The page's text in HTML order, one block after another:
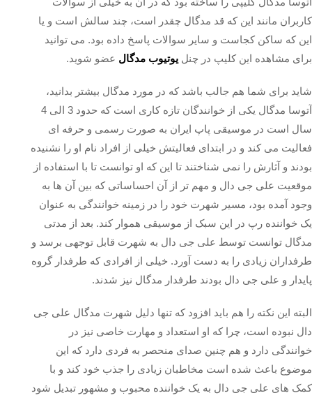
کاربران مانند این که قد مدگال چقدر است، چند سالش است و یا
این که ساکن کجاست و سایر سوالات پاسخ داده بود. می توانید
برای مشاهده این کلیپ در چنل یوتیوب مدگال عضو شوید.
شاید برای شما هم جالب باشد که در مورد مدگال بیشتر بدانید،
آتوسا مدگال یکی از خوانندگان تازه کاری است که حدود 3 الی 4
سال است در موسیقی پاپ ایران به صورت رسمی و حرفه‌ ای
فعالیت می‌ کند و در ابتدای فعالیتش خیلی از افراد نام او را نشنیده
بودند و آثارش را نمی‌ شناختند تا این که او توانست تا با استفاده از
موقعیت علی جی دال و مهم تر از آن احساساتی که بین آن ها به
وجود آمده بود، مسیر شهرت خود را در زمینه خوانندگی به عنوان
یک خواننده رپ در این سبک از موسیقی هموار کند. بعد از مدتی
مدگال توانست توسط علی جی دال به شهرت قابل توجهی برسد و
طرفداران زیادی را به دست آورد. خیلی از افرادی که طرفدار گروه
پایدار و علی جی دال بودند طرفدار مدگال نیز شدند.
البته این نکته را هم باید افزود که تنها دلیل شهرت مدگال علی جی
دال نبوده است، چرا که او استعداد و مهارت خاصی نیز در
خوانندگی دارد و هم چنین صدای منحصر به فردی دارد که این
موضوع باعث شده است مخاطبان زیادی را جذب خود کند و با
کمک های علی جی دال به یک خواننده محبوب و مشهور تبدیل شود